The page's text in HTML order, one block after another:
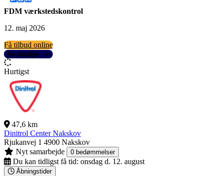
FDM værkstedskontrol
12. maj 2026
Få tilbud online
Se detaljer
Hurtigst
47,6 km
Dinitrol Center Nakskov
Rjukanvej 1 4900 Nakskov
Nyt samarbejde
0 bedømmelser
Du kan tidligst få tid: onsdag d. 12. august
Åbningstider